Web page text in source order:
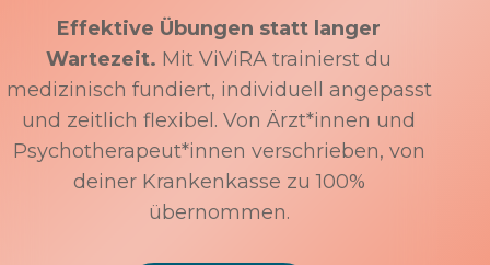
Effektive Übungen statt langer
Wartezeit. Mit ViViRA trainierst du
medizinisch fundiert, individuell angepasst
und zeitlich flexibel. Von Ärzt*innen und
Psychotherapeut*innen verschrieben, von
deiner Krankenkasse zu 100%
übernommen.